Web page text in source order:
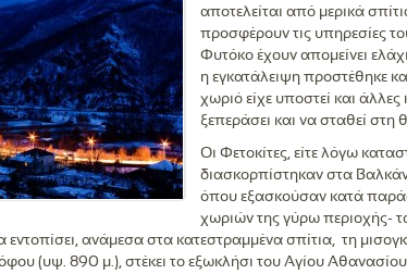
αποτελείται από μερικά
προσφέρουν τις υπηρεσίες
Φυτόκο έχουν απομείνει
η εγκατάλειψη προστέθηκε
χωριό είχε υποστεί και
ξεπεράσει και να σταθεί στη
Οι Φετοκίτες, είτε λόγω
διασκορπίστηκαν στα
όπου εξασκούσαν κατά
χωριών της γύρω περιοχής-
εντοπίσει, ανάμεσα στα κατεστραμμένα σπίτια, τη
(υψ. 890 μ.), στέκει το εξωκλήσι του Αγίου Αθανασίου